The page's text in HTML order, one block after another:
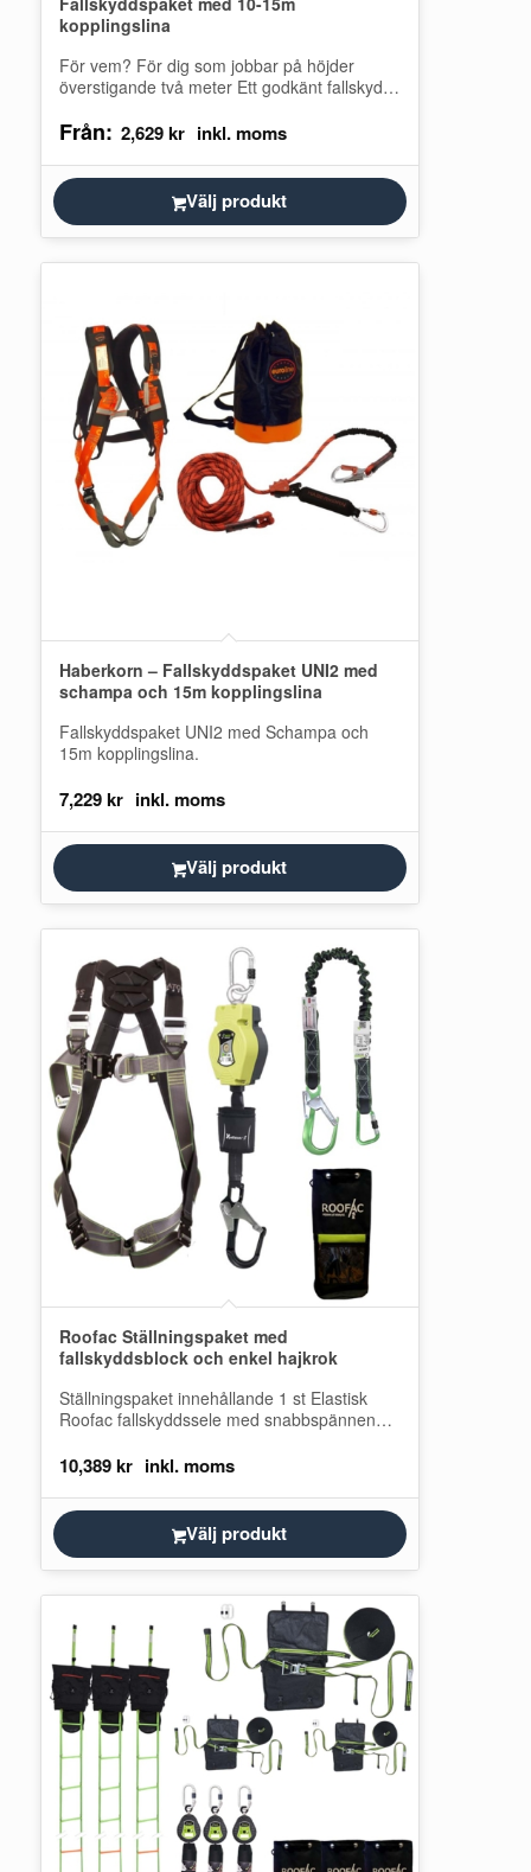
kopplingslina
För vem? För dig som jobbar på höjder
överstigande två meter Ett godkänt fallskydd
Från: 2,629kr
Välj produkt
Haberkorn – Fallskyddspaket UNI2 med
schampa och 15m kopplingslina
Fallskyddspaket UNI2 med Schampa och
15m kopplingslina.
7,229kr
Välj produkt
Roofac Ställningspaket med
fallskyddsblock och enkel hajkrok
Ställningspaket innehållande 1 st Elastisk
Roofac fallskyddssele med snabbspännen
en på ryggen 1…
10,389kr
Välj produkt